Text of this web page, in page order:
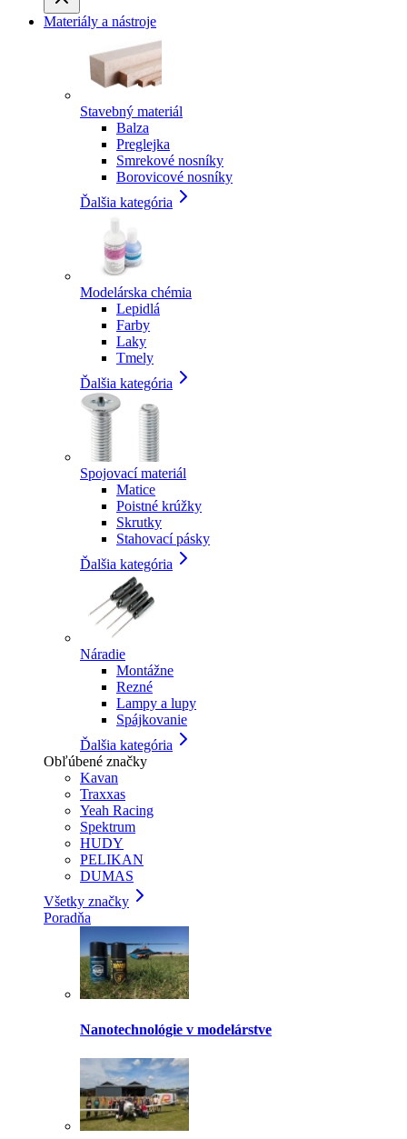
Materiály a nástroje
Stavebný materiál
Balza
Preglejka
Smrekové nosníky
Borovicové nosníky
Ďalšia kategória
Modelárska chémia
Lepidlá
Farby
Laky
Tmely
Ďalšia kategória
Spojovací materiál
Matice
Poistné krúžky
Skrutky
Stahovací pásky
Ďalšia kategória
Náradie
Montážne
Rezné
Lampy a lupy
Spájkovanie
Ďalšia kategória
Obľúbené značky
Kavan
Traxxas
Yeah Racing
Spektrum
HUDY
PELIKAN
DUMAS
Všetky značky
Poradňa
Nanotechnológie v modelárstve